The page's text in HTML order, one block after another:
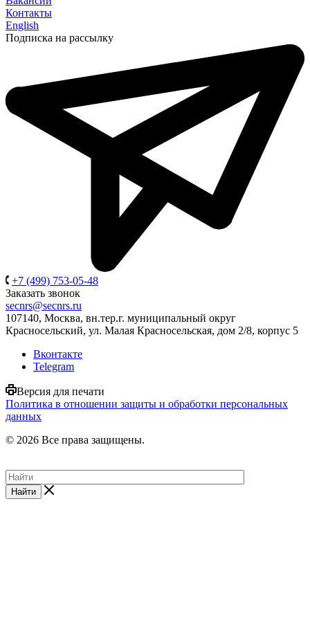
Контакты
English
Подписка на рассылку
+7 (499) 753-05-48
Заказать звонок
secnrs@secnrs.ru
107140, Москва, вн.тер.г. муниципальный округ
Красносельский, ул. Малая Красносельская, дом 2/8, корпус 5
Вконтакте
Telegram
Версия для печати
Политика в отношении защиты и обработки персональных
данных
© 2026 Все права защищены.
Найти